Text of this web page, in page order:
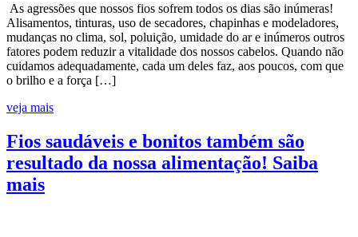
As agressões que nossos fios sofrem todos os dias são inúmeras!
Alisamentos, tinturas, uso de secadores, chapinhas e modeladores,
mudanças no clima, sol, poluição, umidade do ar e inúmeros outros
fatores podem reduzir a vitalidade dos nossos cabelos. Quando não
cuidamos adequadamente, cada um deles faz, aos poucos, com que
o brilho e a força […]
veja mais
Fios saudáveis e bonitos também são
resultado da nossa alimentação! Saiba
mais